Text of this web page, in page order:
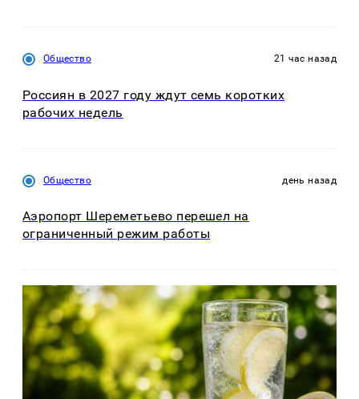
Общество 21 час назад
Россиян в 2027 году ждут семь коротких
рабочих недель
Общество день назад
Аэропорт Шереметьево перешел на
ограниченный режим работы